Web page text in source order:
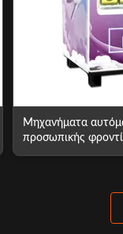
Μηχανήματα
προσωπικής